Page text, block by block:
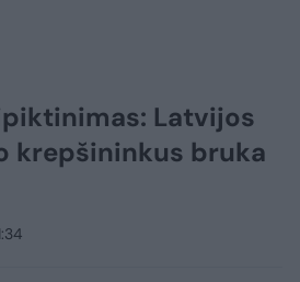
Latvijos
krepšininkus bruka